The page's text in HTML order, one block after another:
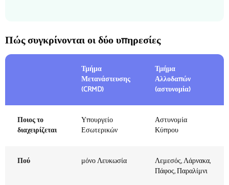
Πώς συγκρίνονται οι δύο υπηρεσίες
Τμήμα
Μετανάστευσης
(CRMD)
Τμήμα
Αλλοδαπών
(αστυνομία)
Ποιος το
διαχειρίζεται
Υπουργείο
Εσωτερικών
Αστυνομία
Κύπρου
Πού μόνο Λευκωσία
Λεμεσός, Λάρνακα,
Πάφος, Παραλίμνι